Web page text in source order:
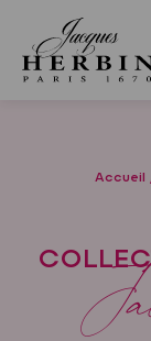
Accueil